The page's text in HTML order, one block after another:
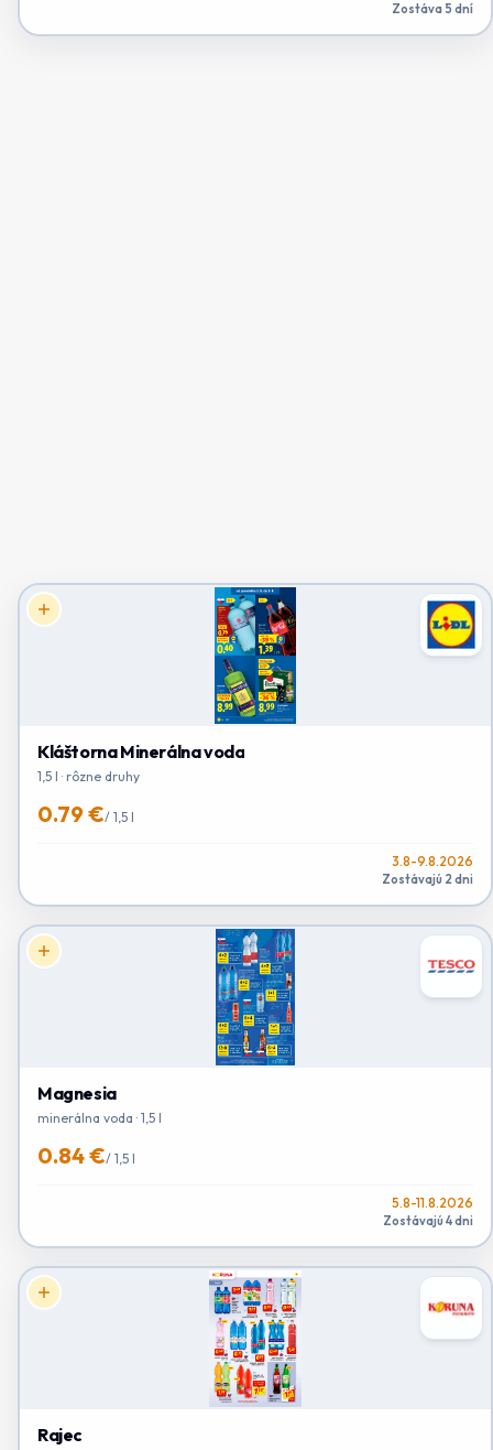
Zostáva 5 dní
Kláštorna Minerálna voda
1,5 l · rôzne druhy
0.79 €/ 1,5 l
3.8-9.8.2026
Zostávajú 2 dni
Magnesia
minerálna voda · 1,5 l
0.84 €/ 1,5 l
5.8-11.8.2026
Zostávajú 4 dni
Rajec